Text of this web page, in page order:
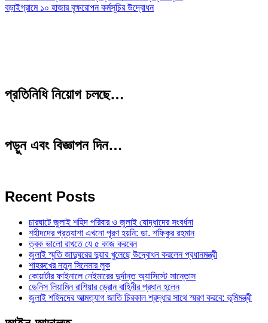
বড়াইগ্রামে ১০ হাজার বৃক্ষরোপন কর্মসূচির উদ্বোধন
প্রতিনিধি নিয়োগ চলছে…
পড়ুন এবং বিজ্ঞাপন দিন…
Recent Posts
চারঘাটে জুলাই শহিদ পরিবার ও জুলাই যোদ্ধাদের সংবর্ধনা
শহীদদের প্রত্যাশা এখনো পূরণ হয়নি: ডা. শফিকুর রহমান
ত্বক ভালো রাখতে যে ৫ কাজ করবেন
জুলাই স্মৃতি জাদুঘরের দুয়ার খুলেছে উদ্বোধন করলেন প্রধানমন্ত্রী
শাহরুখের নতুন সিনেমার লুক
কোয়ার্টার ফাইনালে নেইমারের দুর্দান্ত অ্যাসিস্টে সান্তোস
ডেনিস লিয়ামিন রাশিয়ার ড্রোন বাহিনীর প্রধান হলেন
জুলাই শহিদদের আত্মত্যাগ জাতি চিরকাল শ্রদ্ধার সাথে স্মরণ করবে: ভূমিমন্ত্রী